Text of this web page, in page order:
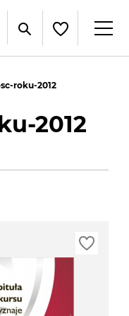
roku-2012
2012